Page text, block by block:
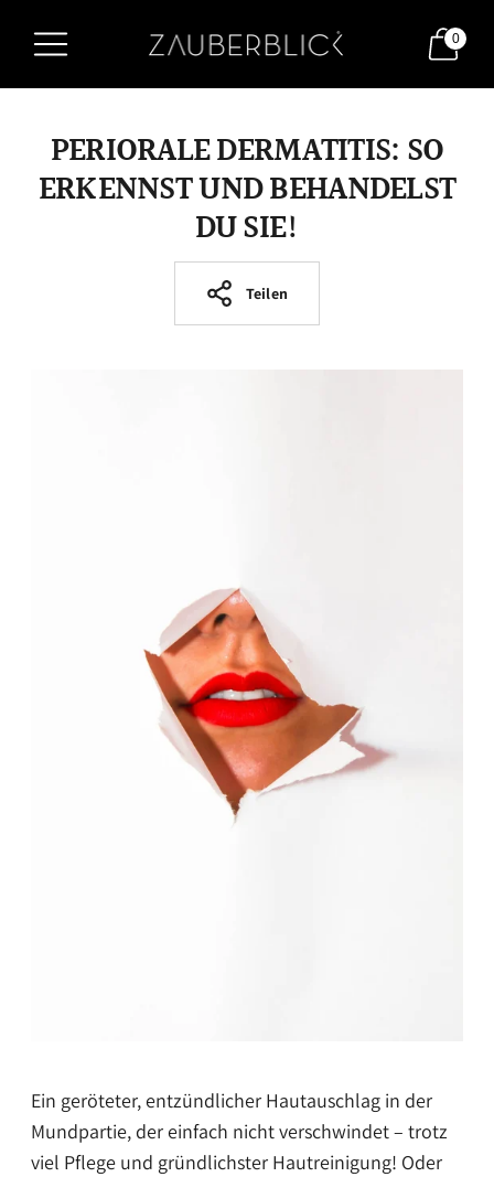
0
PERIORALE DERMATITIS: SO
ERKENNST UND BEHANDELST
DU SIE!
Teilen
Ein geröteter, entzündlicher Hautauschlag in der
Mundpartie, der einfach nicht verschwindet – trotz
viel Pflege und gründlichster Hautreinigung! Oder